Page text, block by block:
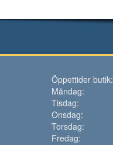
Öppettider butik:
Måndag:
Tisdag:
Onsdag:
Torsdag:
Fredag: